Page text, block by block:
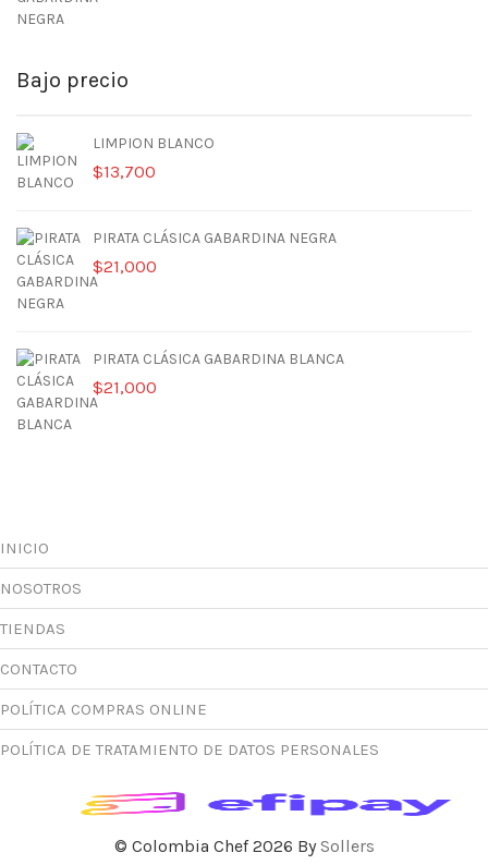
Bajo precio
LIMPION BLANCO
$13,700
PIRATA CLÁSICA GABARDINA NEGRA
$21,000
PIRATA CLÁSICA GABARDINA BLANCA
$21,000
INICIO
NOSOTROS
TIENDAS
CONTACTO
POLÍTICA COMPRAS ONLINE
POLÍTICA DE TRATAMIENTO DE DATOS PERSONALES
© Colombia Chef 2026 BySollers